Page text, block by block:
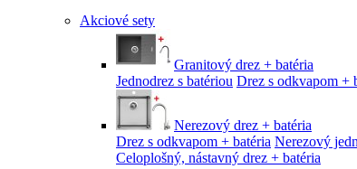
Akciové sety
Granitový drez + batéria
Jednodrez s batériou Drez s odkvapom +
Nerezový drez + batéria
Drez s odkvapom + batéria Nerezový
Celoplošný, nástavný drez + batéria